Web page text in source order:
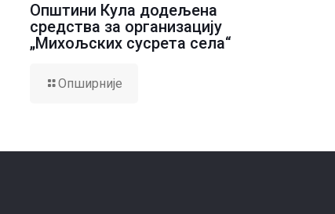
Општини Кула додељена
средства за организацију
„Михољских сусрета села“
Опширније